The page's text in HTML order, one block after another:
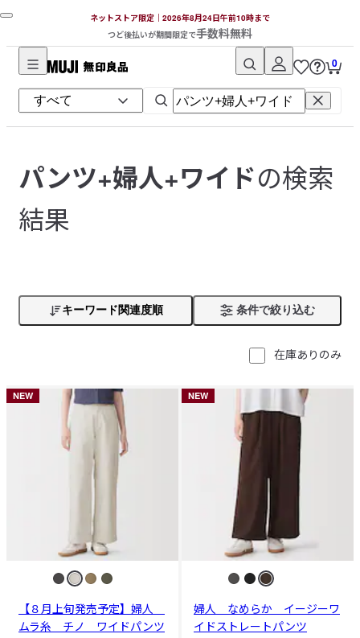
ネットストア限定｜2026年8月24日午前10時まで
つど後払いが期間限定で手数料無料
無
印
良
ネ
ッ
ト
ス
0
パンツ+婦人+ワイドの検索
結果
キーワード関連度順 条件で絞り込む
在庫ありのみ
NEW
【８月上旬発売予定】婦人
ムラ糸 チノ ワイドパンツ
NEW
婦人 なめらか イージーワ
イドストレートパンツ